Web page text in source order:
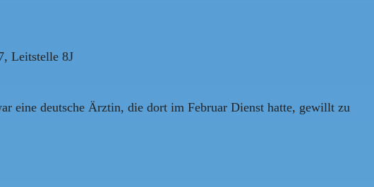
Leitstelle 8J
eine deutsche Ärztin, die dort im Februar Dienst hatte, gewillt zu